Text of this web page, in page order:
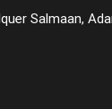
Salmaan,